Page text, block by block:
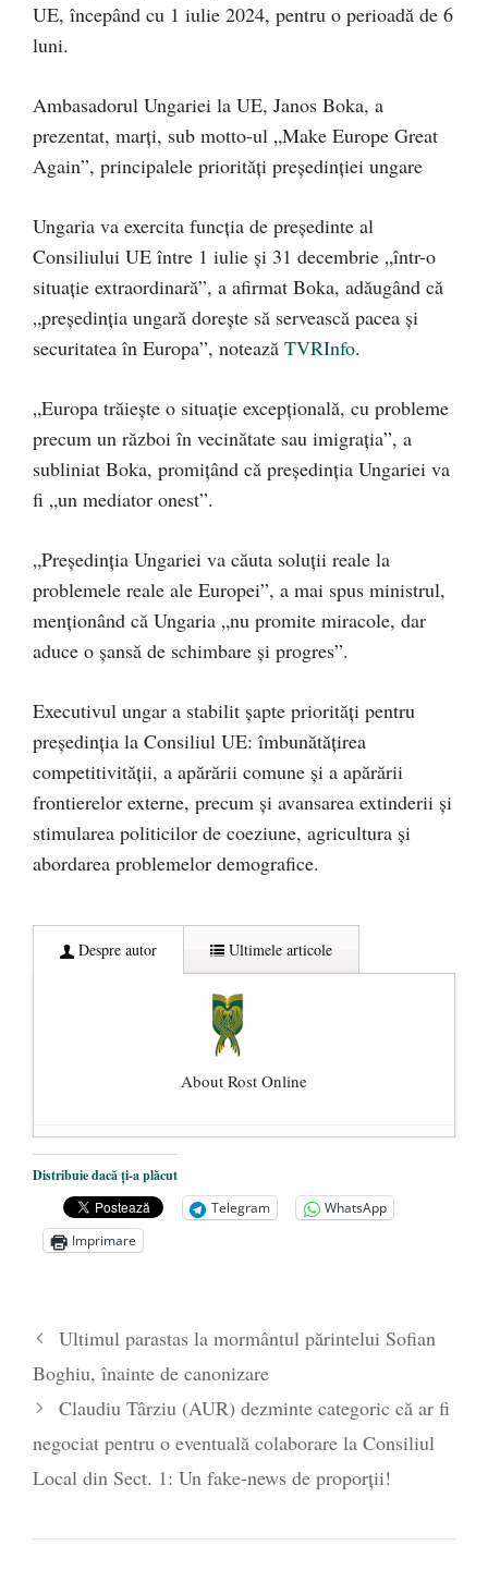
UE, începând cu 1 iulie 2024, pentru o perioadă de 6
luni.
Ambasadorul Ungariei la UE, Janos Boka, a
prezentat, marți, sub motto-ul „Make Europe Great
Again”, principalele priorități preşedinţiei ungare
Ungaria va exercita funcţia de preşedinte al
Consiliului UE între 1 iulie şi 31 decembrie „într-o
situaţie extraordinară”, a afirmat Boka, adăugând că
„preşedinţia ungară doreşte să servească pacea şi
securitatea în Europa”, notează TVRInfo.
„Europa trăieşte o situaţie excepţională, cu probleme
precum un război în vecinătate sau imigraţia”, a
subliniat Boka, promiţând că preşedinţia Ungariei va
fi „un mediator onest”.
„Preşedinţia Ungariei va căuta soluţii reale la
problemele reale ale Europei”, a mai spus ministrul,
menţionând că Ungaria „nu promite miracole, dar
aduce o şansă de schimbare şi progres”.
Executivul ungar a stabilit şapte priorităţi pentru
preşedinţia la Consiliul UE: îmbunătăţirea
competitivităţii, a apărării comune şi a apărării
frontierelor externe, precum şi avansarea extinderii şi
stimularea politicilor de coeziune, agricultura şi
abordarea problemelor demografice.
Despre autor Ultimele articole
About Rost Online
Dezvăluiri cutremurătoare despre
președintele Ucrainei, Volodymyr
Zelensky
- 13 mai 2026
Statul care servește Națiunea
poetului Octavian Goga, înlăturat din Iași
- 16 aprilie 2026
Distribuie dacă ți-a plăcut
Telegram
WhatsApp
Imprimare
Ultimul parastas la mormântul părintelui Sofian
Boghiu, înainte de canonizare
Claudiu Târziu (AUR) dezminte categoric că ar fi
negociat pentru o eventuală colaborare la Consiliul
Local din Sect. 1: Un fake-news de proporții!